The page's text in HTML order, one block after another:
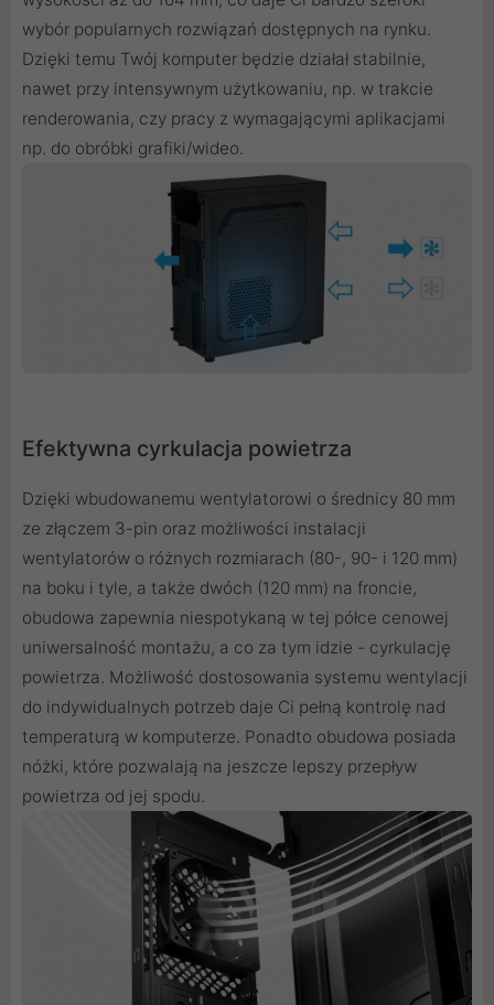
wybór popularnych rozwiązań dostępnych na rynku.
Dzięki temu Twój komputer będzie działał stabilnie,
nawet przy intensywnym użytkowaniu, np. w trakcie
renderowania, czy pracy z wymagającymi aplikacjami
np. do obróbki grafiki/wideo.
Efektywna cyrkulacja powietrza
Dzięki wbudowanemu wentylatorowi o średnicy 80 mm
ze złączem 3-pin oraz możliwości instalacji
wentylatorów o różnych rozmiarach (80-, 90- i 120 mm)
na boku i tyle, a także dwóch (120 mm) na froncie,
obudowa zapewnia niespotykaną w tej półce cenowej
uniwersalność montażu, a co za tym idzie - cyrkulację
powietrza. Możliwość dostosowania systemu wentylacji
do indywidualnych potrzeb daje Ci pełną kontrolę nad
temperaturą w komputerze. Ponadto obudowa posiada
nóżki, które pozwalają na jeszcze lepszy przepływ
powietrza od jej spodu.